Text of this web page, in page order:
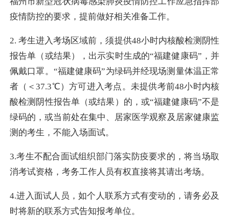
疫情防控的要求，提前做好相关准备工作。
2. 考生进入考场区域前，须提供48小时内核酸检测阴性
报告单（或结果），出示实时生成的“福建健康码”，并
佩戴口罩。“福建健康码”为绿码并经现场测量体温正常
者（＜37.3℃）方可进入考点。未提供考前48小时内核
酸检测阴性报告单（或结果）的，或“福建健康码”不是
绿码的，或当前处在集中、居家医学观察及居家健康监
测的考生，不能入场面试。
3.考生不配合面试组织部门落实防疫要求的，将当场取
消考试资格，考务工作人员有权直接将其请出考场。
4.进入面试人员，如个人联系方式有变动的，请务必及
时将新的联系方式告知报考单位。